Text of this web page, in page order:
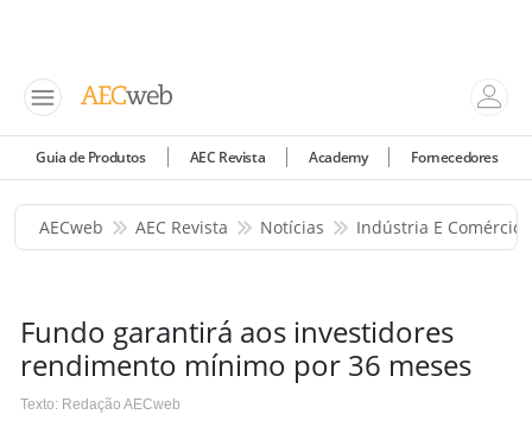
Guia de Produtos AEC Revista Academy Fornecedores
AECweb AEC Revista Notícias Indústria E Comércio
Fundo garantirá aos investidores
rendimento mínimo por 36 meses
Texto: Redação AECweb